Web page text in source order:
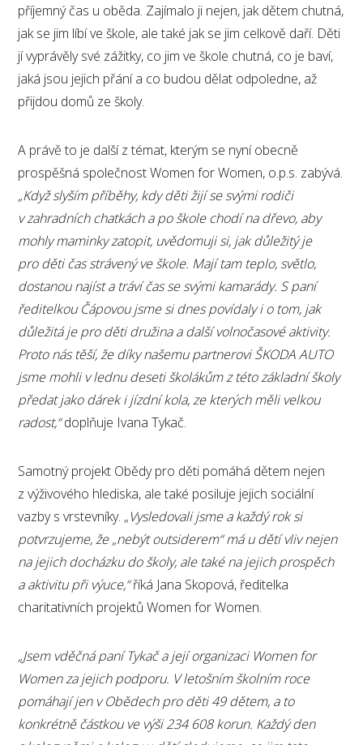
příjemný čas u oběda. Zajímalo ji nejen, jak dětem chutná,
jak se jim líbí ve škole, ale také jak se jim celkově daří. Děti
jí vyprávěly své zážitky, co jim ve škole chutná, co je baví,
jaká jsou jejich přání a co budou dělat odpoledne, až
přijdou domů ze školy.
A právě to je další z témat, kterým se nyní obecně
prospěšná společnost Women for Women, o.p.s. zabývá.
„Když slyším příběhy, kdy děti žijí se svými rodiči
v zahradních chatkách a po škole chodí na dřevo, aby
mohly maminky zatopit, uvědomuji si, jak důležitý je
pro děti čas strávený ve škole. Mají tam teplo, světlo,
dostanou najíst a tráví čas se svými kamarády. S paní
ředitelkou Čápovou jsme si dnes povídaly i o tom, jak
důležitá je pro děti družina a další volnočasové aktivity.
Proto nás těší, že díky našemu partnerovi ŠKODA AUTO
jsme mohli v lednu deseti školákům z této základní školy
předat jako dárek i jízdní kola, ze kterých měli velkou
radost,“doplňuje Ivana Tykač.
Samotný projekt Obědy pro děti pomáhá dětem nejen
z výživového hlediska, ale také posiluje jejich sociální
vazby s vrstevníky. „Vysledovali jsme a každý rok si
potvrzujeme, že„nebýt outsiderem“má u dětí vliv nejen
na jejich docházku do školy, ale také na jejich prospěch
a aktivitu při výuce,“ říká Jana Skopová, ředitelka
charitativních projektů Women for Women.
„Jsem vděčná paní Tykač a její organizaci Women for
Women za jejich podporu. V letošním školním roce
pomáhají jen v Obědech pro děti 49 dětem, a to
konkrétně částkou ve výši 234 608 korun. Každý den